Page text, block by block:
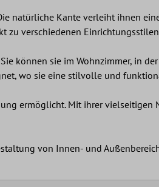
natürliche Kante verleiht ihnen
zu verschiedenen
können sie im Wohnzimmer, in
wo sie eine stilvolle und
ermöglicht. Mit ihrer
von Innen- und